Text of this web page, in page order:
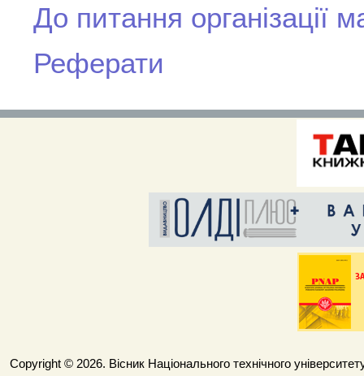
До питання організації
Реферати
Copyright © 2026. Вісник Національного технічного